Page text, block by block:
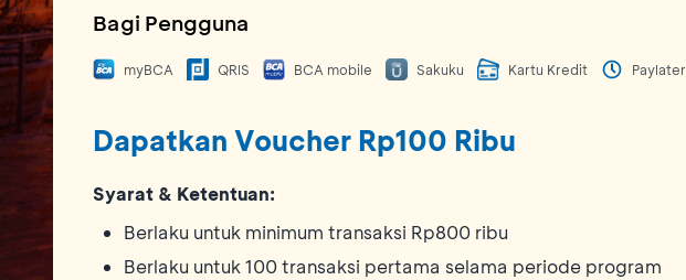
Bagi Pengguna
myBCA QRIS BCA mobile Sakuku Kartu Kredit Paylater
Dapatkan Voucher Rp100 Ribu
Syarat & Ketentuan:
Berlaku untuk minimum transaksi Rp800 ribu
Berlaku untuk 100 transaksi pertama selama periode program